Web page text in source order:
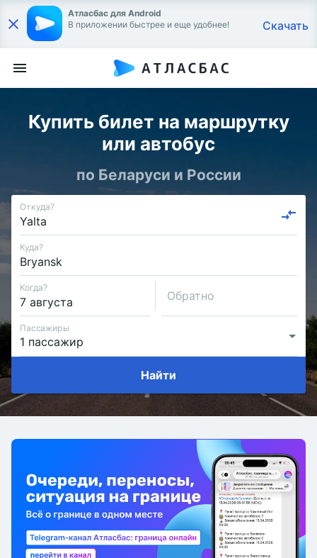
Атласбас для Android
В приложении быстрее и еще удобнее!
Скачать
Купить билет на маршрутку
или автобус
по Беларуси и России
Откуда?
Куда?
Когда?
Обратно
Пассажиры
Найти